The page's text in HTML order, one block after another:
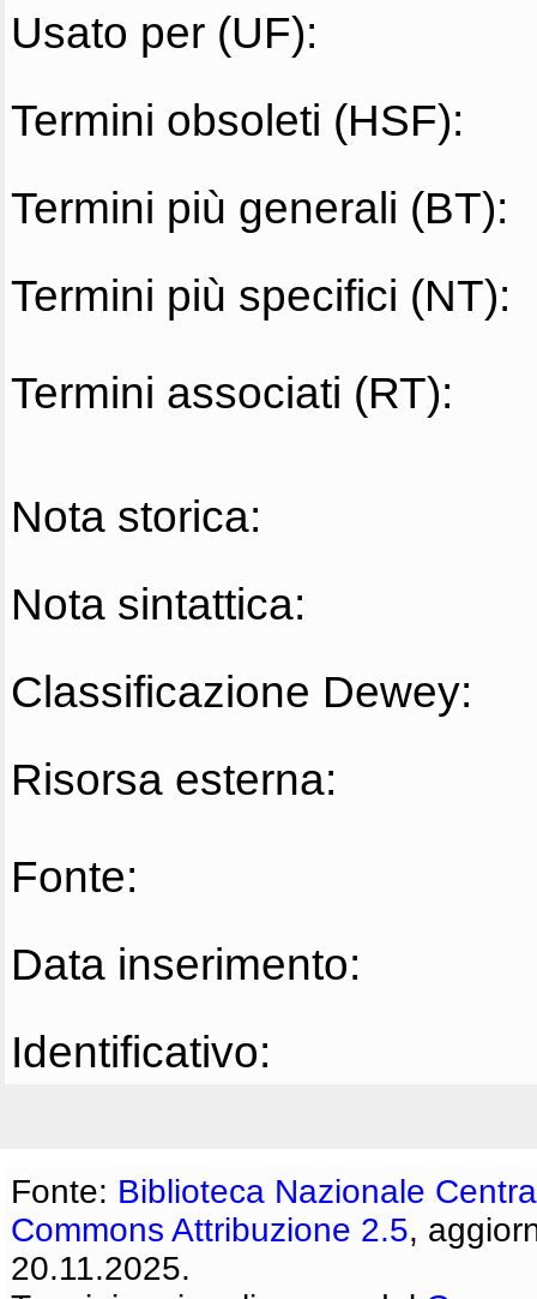
Usato per (UF):
Termini obsoleti (HSF):
Termini più generali (BT):
Termini più specifici (NT):
Termini associati (RT):
Nota storica:
Nota sintattica:
Classificazione Dewey:
Risorsa esterna:
Fonte:
Data inserimento:
Identificativo:
Fonte: Biblioteca Nazionale
Commons Attribuzione 2.5,
20.11.2025.